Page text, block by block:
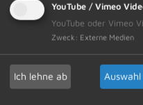
Amtliche
YouTube / Vimeo
YouTube oder Vimeo
Zweck : Externe Medien
Ich lehne ab